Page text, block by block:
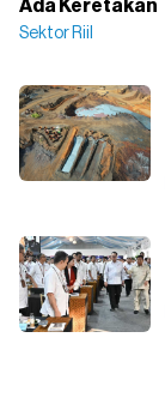
Ada Keretakan
Sektor Riil